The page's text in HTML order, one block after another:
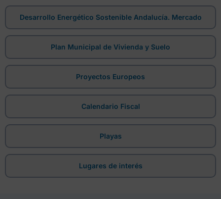
Desarrollo Energético Sostenible Andalucía. Mercado
Plan Municipal de Vivienda y Suelo
Proyectos Europeos
Calendario Fiscal
Playas
Lugares de interés